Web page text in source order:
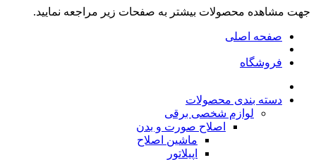
جهت مشاهده محصولات بیشتر به صفحات زیر مراجعه نمایید.
صفحه اصلی
فروشگاه
دسته بندی محصولات
لوازم شخصی برقی
اصلاح صورت و بدن
ماشین اصلاح
اپیلاتور